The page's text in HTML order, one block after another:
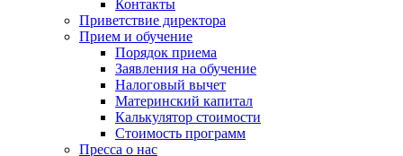
Контакты
Приветствие директора
Прием и обучение
Порядок приема
Заявления на обучение
Налоговый вычет
Материнский капитал
Калькулятор стоимости
Стоимость программ
Пресса о нас